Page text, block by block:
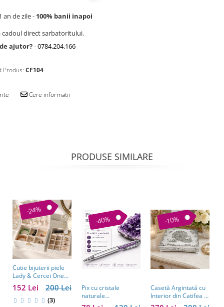
an de zile - 100% banii inapoi
cadoul direct sarbatoritului.
ajutor?-0784.204.166
Produs: CF104
Cere informatii
PRODUSE SIMILARE
-24%
Cutie bijuterii piele
Lady & Cercei One
Diamonds
200 Lei
152 Lei
(3)
-40%
Pix cu cristale
naturale
semipretioase:
-10%
Casetă Argintată cu
Interior din Catifea –
Casetă Elegantă